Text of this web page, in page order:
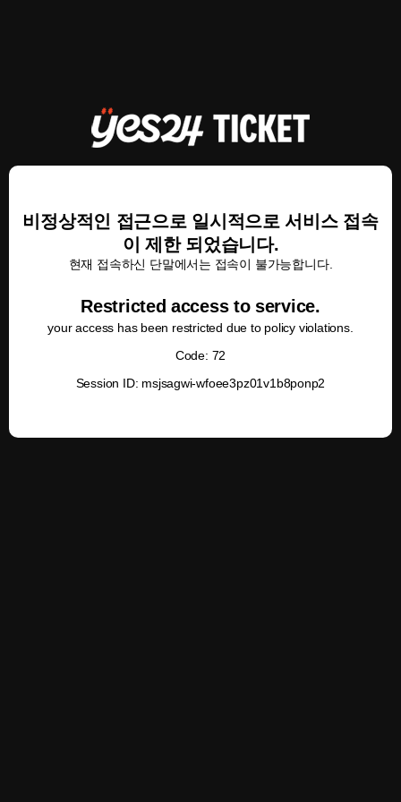
비정상적인 접근으로 일시적으로 서비스 접속
이 제한 되었습니다.
현재 접속하신 단말에서는 접속이 불가능합니다.
Restricted access to service.
your access has been restricted due to policy violations.
Code: 72
Session ID: msjsagwi-wfoee3pz01v1b8ponp2